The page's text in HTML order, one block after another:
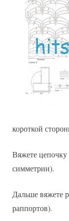
короткой
Вяжете цепочку
симметрии).
Дальше вяжете
раппортов).